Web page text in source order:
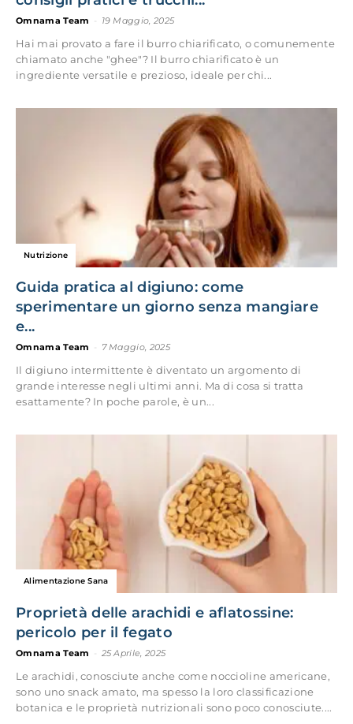
Omnama Team 19 Maggio, 2025
Hai mai provato a fare il burro chiarificato, o comunemente
chiamato anche "ghee"? Il burro chiarificato è un
ingrediente versatile e prezioso, ideale per chi...
Nutrizione
Guida pratica al digiuno: come
sperimentare un giorno senza mangiare
e...
Omnama Team 7 Maggio, 2025
Il digiuno intermittente è diventato un argomento di
grande interesse negli ultimi anni. Ma di cosa si tratta
esattamente? In poche parole, è un...
Alimentazione Sana
Proprietà delle arachidi e aflatossine:
pericolo per il fegato
Omnama Team 25 Aprile, 2025
Le arachidi, conosciute anche come noccioline americane,
sono uno snack amato, ma spesso la loro classificazione
botanica e le proprietà nutrizionali sono poco conosciute....